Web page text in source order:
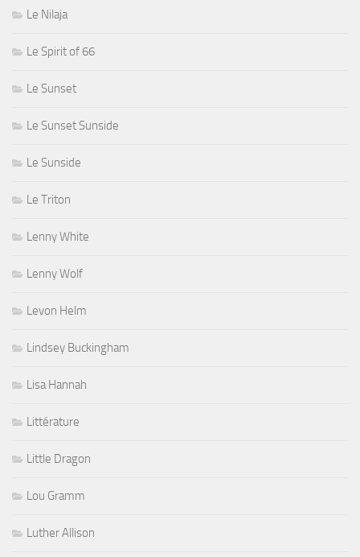
Le Nilaja
Le Spirit of 66
Le Sunset
Le Sunset Sunside
Le Sunside
Le Triton
Lenny White
Lenny Wolf
Levon Helm
Lindsey Buckingham
Lisa Hannah
Littérature
Little Dragon
Lou Gramm
Luther Allison